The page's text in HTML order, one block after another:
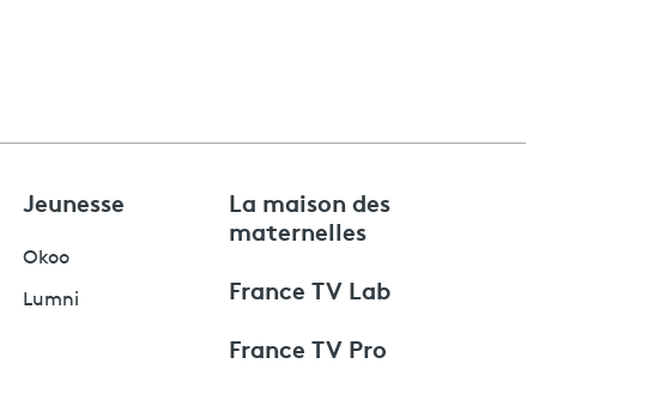
Jeunesse
Okoo
Lumni
La maison des
maternelles
France TV Lab
France TV Pro